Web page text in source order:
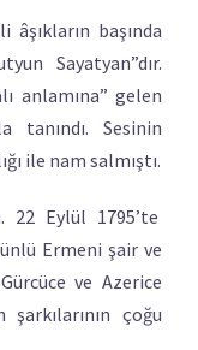
başında
Sayatyan”dır.
anlamına” gelen
tanındı. Sesinin
ile nam salmıştı.
22 Eylül 1795’te
Ermeni şair ve
ve Azerice
çoğu